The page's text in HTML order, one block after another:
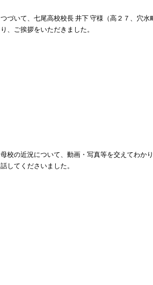
つづいて、七尾高校校長 井下 守様（高２７、穴水
り、ご挨拶をいただきました。
母校の近況について、動画・写真等を交えてわか
話してくださいました。